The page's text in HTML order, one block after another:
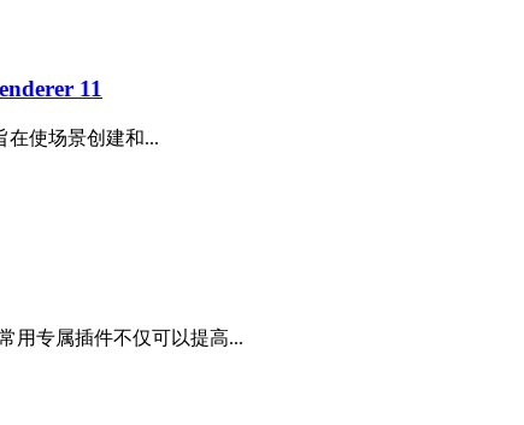
11
在使场景创建和...
用专属插件不仅可以提高...